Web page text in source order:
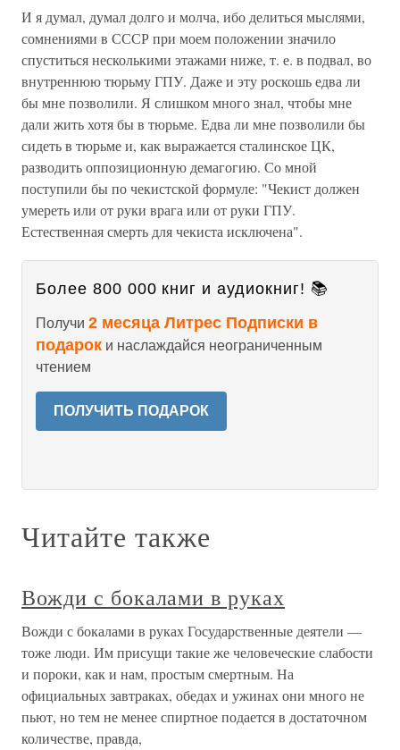
И я думал, думал долго и молча, ибо делиться мыслями,
сомнениями в СССР при моем положении значило
спуститься несколькими этажами ниже, т. е. в подвал, во
внутреннюю тюрьму ГПУ. Даже и эту роскошь едва ли
бы мне позволили. Я слишком много знал, чтобы мне
дали жить хотя бы в тюрьме. Едва ли мне позволили бы
сидеть в тюрьме и, как выражается сталинское ЦК,
разводить оппозиционную демагогию. Со мной
поступили бы по чекистской формуле: "Чекист должен
умереть или от руки врага или от руки ГПУ.
Естественная смерть для чекиста исключена".
Более 800 000 книг и аудиокниг! 📚
Получи 2 месяца Литрес Подписки в
подарок и наслаждайся неограниченным
чтением
ПОЛУЧИТЬ ПОДАРОК
Читайте также
Вожди с бокалами в руках
Вожди с бокалами в руках Государственные деятели —
тоже люди. Им присущи такие же человеческие слабости
и пороки, как и нам, простым смертным. На
официальных завтраках, обедах и ужинах они много не
пьют, но тем не менее спиртное подается в достаточном
количестве, правда,